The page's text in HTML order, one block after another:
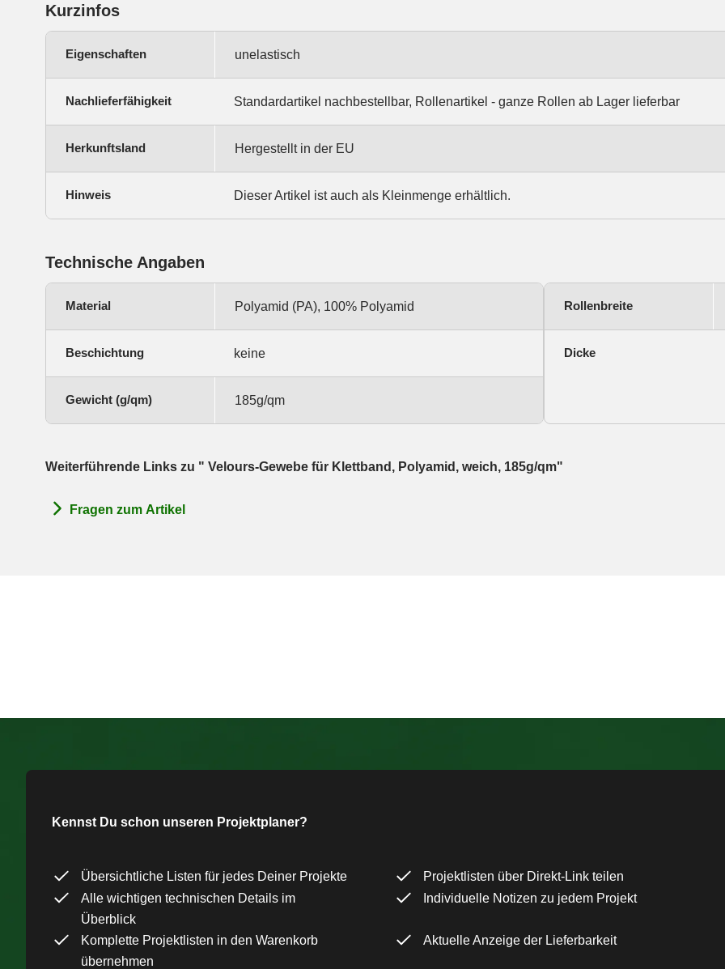
Kurzinfos
Eigenschaften unelastisch
Nachlieferfähigkeit Standardartikel nachbestellbar, Rollenartikel - ganze Rollen ab Lager lieferbar
Herkunftsland Hergestellt in der EU
Hinweis Dieser Artikel ist auch als Kleinmenge erhältlich.
Technische Angaben
Material Polyamid (PA), 100% Polyamid
Beschichtung keine
Gewicht (g/qm) 185g/qm
Rollenbreite
Dicke
Weiterführende Links zu " Velours-Gewebe für Klettband, Polyamid, weich, 185g/qm"
Fragen zum Artikel
Kennst Du schon unseren Projektplaner?
Übersichtliche Listen für jedes Deiner Projekte
Projektlisten über Direkt-Link teilen
Alle wichtigen technischen Details im
Überblick
Individuelle Notizen zu jedem Projekt
Komplette Projektlisten in den Warenkorb
übernehmen
Aktuelle Anzeige der Lieferbarkeit